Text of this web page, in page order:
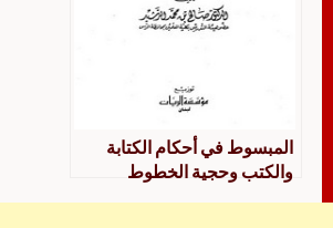
المبسوط في أحكام الكتابة
والكتب وحجية الخطوط